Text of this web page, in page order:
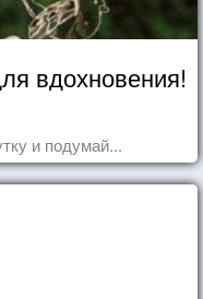
вдохновения!
и подумай...